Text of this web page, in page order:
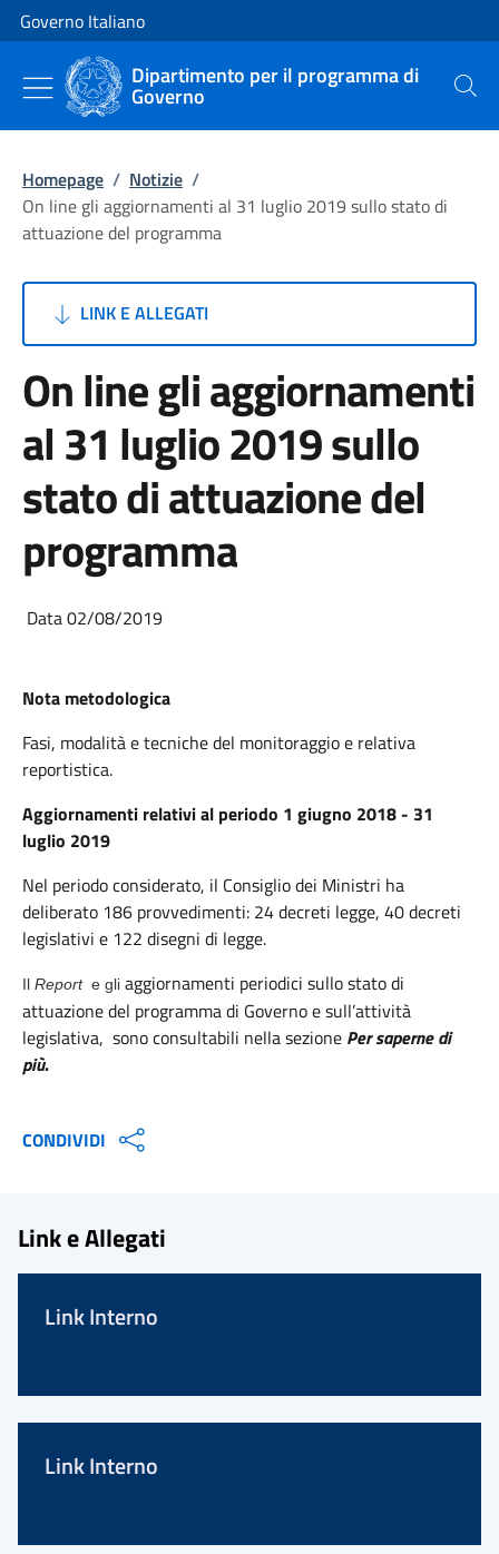
Vai al contenuto
Vai alla navigazione del sito
Governo Italiano
Dipartimento per il programma di
Governo Cerca
Homepage / Notizie /
On line gli aggiornamenti al 31 luglio 2019 sullo stato di
attuazione del programma
LINK E ALLEGATI
On line gli aggiornamenti
al 31 luglio 2019 sullo
stato di attuazione del
programma
Data 02/08/2019
Nota metodologica
Fasi, modalità e tecniche del monitoraggio e relativa
reportistica.
Aggiornamenti relativi al periodo 1 giugno 2018 - 31
luglio 2019
Nel periodo considerato, il Consiglio dei Ministri ha
deliberato 186 provvedimenti: 24 decreti legge, 40 decreti
legislativi e 122 disegni di legge.
Il Reporte gli aggiornamenti periodici sullo stato di
attuazione del programma di Governo e sull’attività
legislativa, sono consultabili nella sezione Per saperne di
più.
CONDIVIDI
Link e Allegati
Link Interno
Link Interno